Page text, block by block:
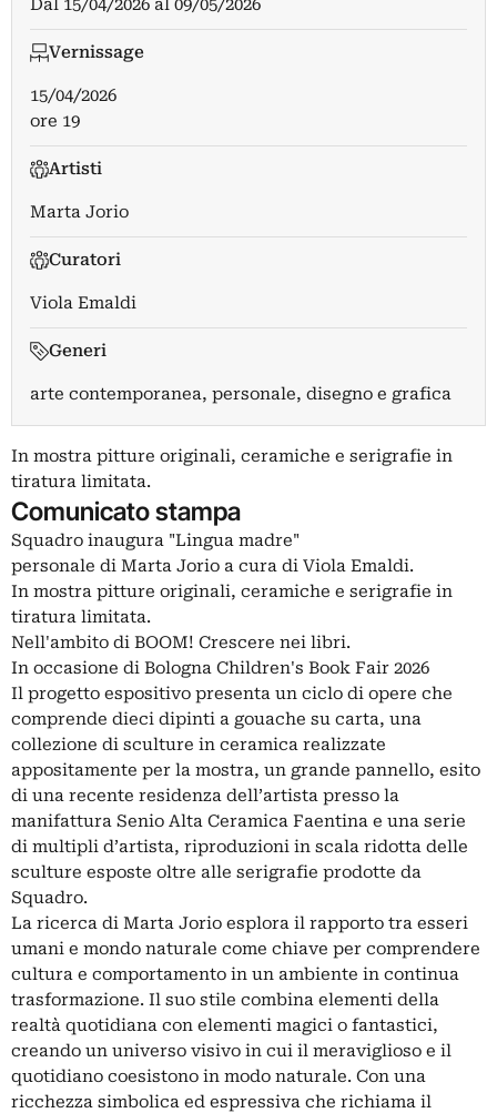
Dal 15/04/2026 al 09/05/2026
Vernissage
15/04/2026
ore 19
Artisti
Marta Jorio
Curatori
Viola Emaldi
Generi
arte contemporanea, personale, disegno e grafica
In mostra pitture originali, ceramiche e serigrafie in
tiratura limitata.
Comunicato stampa
Squadro inaugura "Lingua madre"
personale di Marta Jorio a cura di Viola Emaldi.
In mostra pitture originali, ceramiche e serigrafie in
tiratura limitata.
Nell'ambito di BOOM! Crescere nei libri.
In occasione di Bologna Children's Book Fair 2026
Il progetto espositivo presenta un ciclo di opere che
comprende dieci dipinti a gouache su carta, una
collezione di sculture in ceramica realizzate
appositamente per la mostra, un grande pannello, esito
di una recente residenza dell’artista presso la
manifattura Senio Alta Ceramica Faentina e una serie
di multipli d’artista, riproduzioni in scala ridotta delle
sculture esposte oltre alle serigrafie prodotte da
Squadro.
La ricerca di Marta Jorio esplora il rapporto tra esseri
umani e mondo naturale come chiave per comprendere
cultura e comportamento in un ambiente in continua
trasformazione. Il suo stile combina elementi della
realtà quotidiana con elementi magici o fantastici,
creando un universo visivo in cui il meraviglioso e il
quotidiano coesistono in modo naturale. Con una
ricchezza simbolica ed espressiva che richiama il